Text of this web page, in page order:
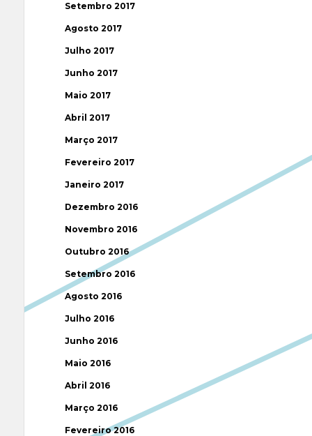
Setembro 2017
Agosto 2017
Julho 2017
Junho 2017
Maio 2017
Abril 2017
Março 2017
Fevereiro 2017
Janeiro 2017
Dezembro 2016
Novembro 2016
Outubro 2016
Setembro 2016
Agosto 2016
Julho 2016
Junho 2016
Maio 2016
Abril 2016
Março 2016
Fevereiro 2016